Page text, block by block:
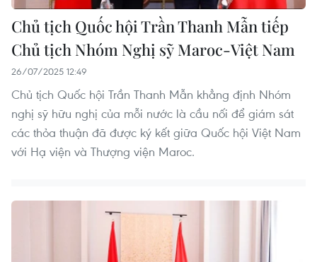
Chủ tịch Quốc hội Trần Thanh Mẫn tiếp
Chủ tịch Nhóm Nghị sỹ Maroc-Việt Nam
26/07/2025 12:49
Chủ tịch Quốc hội Trần Thanh Mẫn khẳng định Nhóm
nghị sỹ hữu nghị của mỗi nước là cầu nối để giám sát
các thỏa thuận đã được ký kết giữa Quốc hội Việt Nam
với Hạ viện và Thượng viện Maroc.